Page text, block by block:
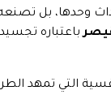
وحدها، بل
باعتباره
التي تمهد